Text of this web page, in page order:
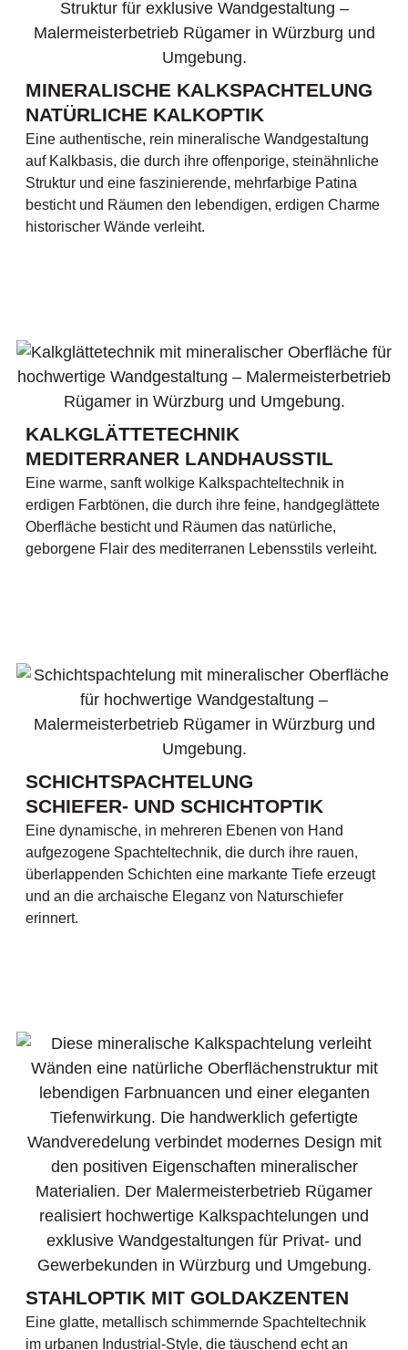
MINERALISCHE KALKSPACHTELUNG
NATÜRLICHE KALKOPTIK
Eine authentische, rein mineralische Wandgestaltung
auf Kalkbasis, die durch ihre offenporige, steinähnliche
Struktur und eine faszinierende, mehrfarbige Patina
besticht und Räumen den lebendigen, erdigen Charme
historischer Wände verleiht.
KALKGLÄTTETECHNIK
MEDITERRANER LANDHAUSSTIL
Eine warme, sanft wolkige Kalkspachteltechnik in
erdigen Farbtönen, die durch ihre feine, handgeglättete
Oberfläche besticht und Räumen das natürliche,
geborgene Flair des mediterranen Lebensstils verleiht.
SCHICHTSPACHTELUNG
SCHIEFER- UND SCHICHTOPTIK
Eine dynamische, in mehreren Ebenen von Hand
aufgezogene Spachteltechnik, die durch ihre rauen,
überlappenden Schichten eine markante Tiefe erzeugt
und an die archaische Eleganz von Naturschiefer
erinnert.
STAHLOPTIK MIT GOLDAKZENTEN
Eine glatte, metallisch schimmernde Spachteltechnik
im urbanen Industrial-Style, die täuschend echt an